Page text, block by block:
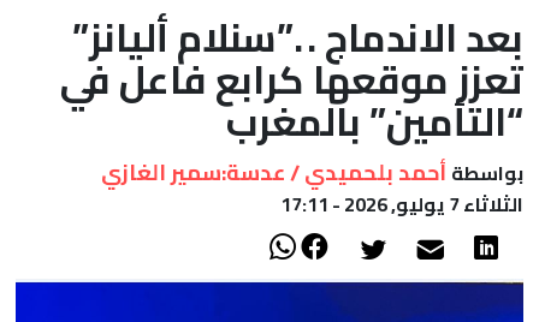
الصحراء
بعد الاندماج . .”سنلام أليانز”
تعزز موقعها كرابع فاعل في
“التأمين” بالمغرب
بواسطة أحمد بلحميدي / عدسة:سمير الغازي
الثلاثاء 7 يوليو, 2026 - 17:11